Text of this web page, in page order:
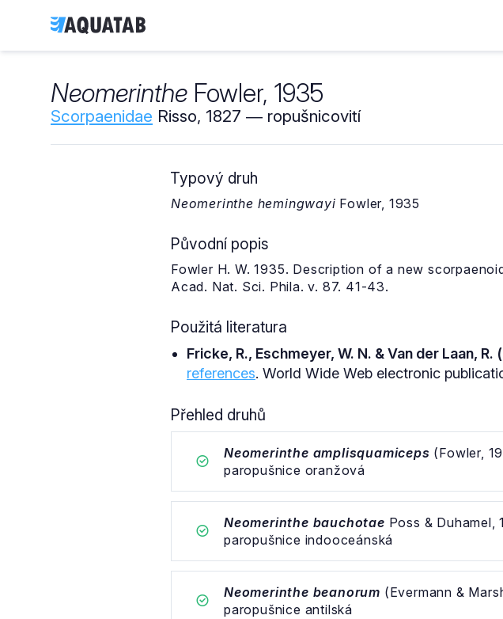
Neomerinthe Fowler, 1935
Scorpaenidae Risso, 1827 ― ropušnicovití
Typový druh
Neomerinthe hemingwayi Fowler, 1935
Původní popis
Fowler H. W. 1935. Description of a new
Acad. Nat. Sci. Phila. v. 87. 41-43.
Použitá literatura
Fricke, R., Eschmeyer, W. N. & Van der Laan, R.
references. World Wide Web electronic
Přehled druhů
Neomerinthe amplisquamiceps (Fowler,
paropušnice oranžová
Neomerinthe bauchotae Poss & Duhamel,
paropušnice indooceánská
Neomerinthe beanorum (Evermann &
paropušnice antilská